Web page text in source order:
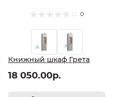
0
Книжный шкаф Грета
18 050.00р.